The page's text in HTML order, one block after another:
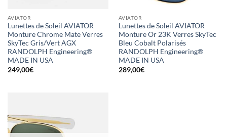
AVIATOR
Lunettes de Soleil AVIATOR
Monture Chrome Mate Verres
SkyTec Gris/Vert AGX
RANDOLPH Engineering®
MADE IN USA
249,00€
AVIATOR
Lunettes de Soleil AVIATOR
Monture Or 23K Verres SkyTec
Bleu Cobalt Polarisés
RANDOLPH Engineering®
MADE IN USA
289,00€